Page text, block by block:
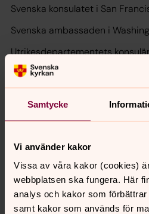
Samtycke
Vi använder kakor
Vissa av våra kakor (cookies)
webbplatsen ska fungera. Här
analys och kakor som
samt kakor som används för
Svenska konsulatet i San
Svenska ambassaden i
Utrikesdepartementets
05 (under svensk kontorstid),
(efter svensk kontorstid)
Synpunkter eller frågor
innehåll?
Dela